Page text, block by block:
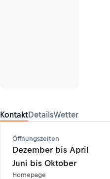
KontaktDetailsWetter
Öffnungszeiten
Dezember bis April
Juni bis Oktober
Homepage